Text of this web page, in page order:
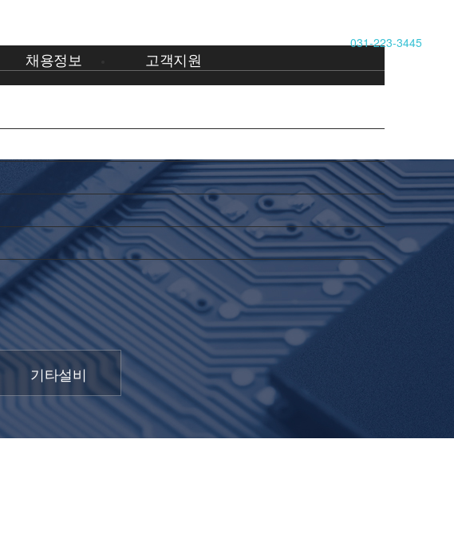
031-223-3445
채용정보 고객지원
기타설비